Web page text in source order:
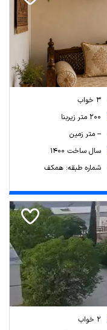
3 خواب
200 متر زیربنا
-- متر زمین
سال ساخت 1400
شماره طبقه: همکف
2 خواب